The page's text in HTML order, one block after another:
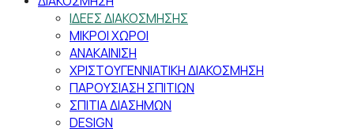
ΙΔΕΕΣ ΔΙΑΚΟΣΜΗΣΗΣ
ΜΙΚΡΟΙ ΧΩΡΟΙ
ΑΝΑΚΑΙΝΙΣΗ
ΧΡΙΣΤΟΥΓΕΝΝΙΑΤΙΚΗ ΔΙΑΚΟΣΜΗΣΗ
ΠΑΡΟΥΣΙΑΣΗ ΣΠΙΤΙΩΝ
ΣΠΙΤΙΑ ΔΙΑΣΗΜΩΝ
DESIGN